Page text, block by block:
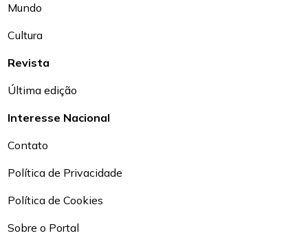
Mundo
Cultura
Revista
Última edição
Interesse Nacional
Contato
Política de Privacidade
Política de Cookies
Sobre o Portal